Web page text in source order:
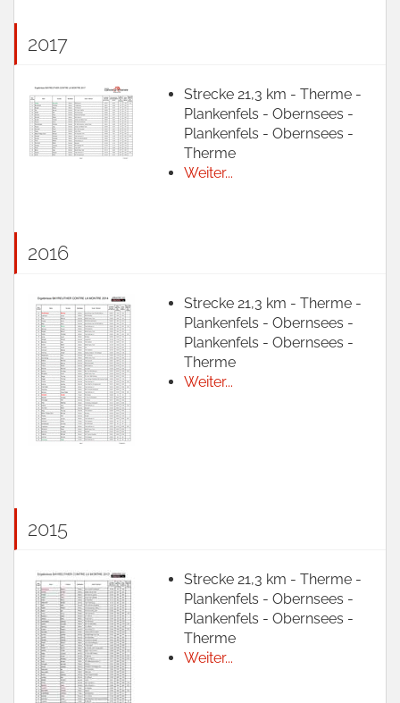
2017
Strecke 21,3 km - Therme -
Plankenfels - Obernsees -
Plankenfels - Obernsees -
Therme
Weiter...
2016
Strecke 21,3 km - Therme -
Plankenfels - Obernsees -
Plankenfels - Obernsees -
Therme
Weiter...
2015
Strecke 21,3 km - Therme -
Plankenfels - Obernsees -
Plankenfels - Obernsees -
Therme
Weiter...